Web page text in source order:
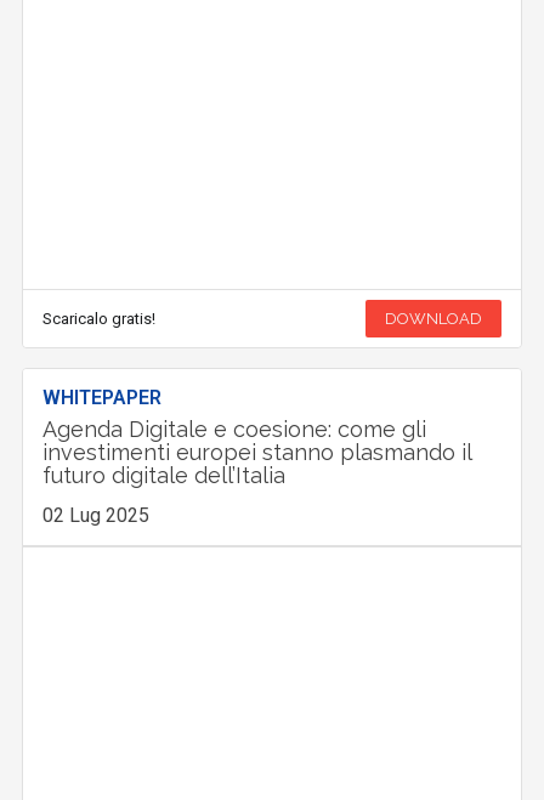
Scaricalo gratis! DOWNLOAD
WHITEPAPER
Agenda Digitale e coesione: come gli
investimenti europei stanno plasmando il
futuro digitale dell’Italia
02 Lug 2025